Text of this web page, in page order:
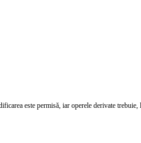
este permisă, iar operele derivate